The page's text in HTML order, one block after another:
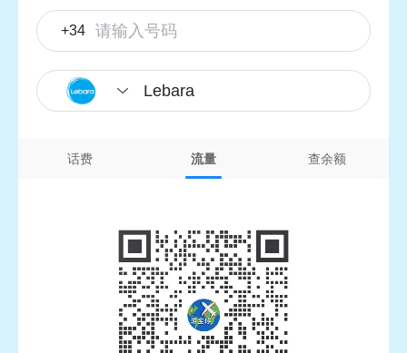
+34
Lebara
话费 流量 查余额